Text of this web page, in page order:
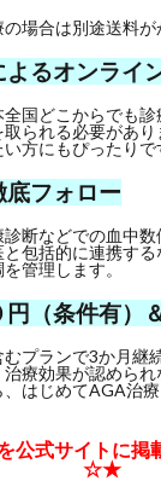
場合は別途送料が
よるオンライ
国どこからでも
取られる必要があ
方にもぴったりで
底フォロー
断などでの血中
包括的に連携す
管理します。
（条件有）
プランで3か月継
療効果が認めら
、はじめてAGA治
式サイトに掲
☆★